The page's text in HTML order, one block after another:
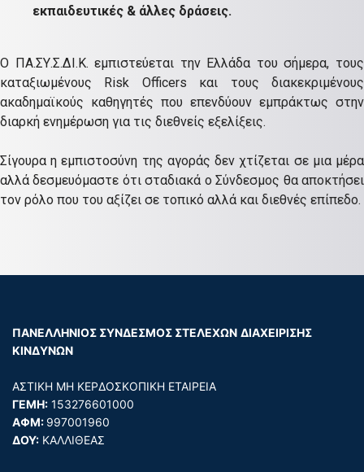
εκπαιδευτικές & άλλες δράσεις.
Ο ΠΑ.ΣΥ.Σ.ΔΙ.Κ. εμπιστεύεται την Ελλάδα του σήμερα, τους
καταξιωμένους Risk Officers και τους διακεκριμένους
ακαδημαϊκούς καθηγητές που επενδύουν εμπράκτως στην
διαρκή ενημέρωση για τις διεθνείς εξελίξεις.
Σίγουρα η εμπιστοσύνη της αγοράς δεν χτίζεται σε μια μέρα
αλλά δεσμευόμαστε ότι σταδιακά ο Σύνδεσμος θα αποκτήσει
τον ρόλο που του αξίζει σε τοπικό αλλά και διεθνές επίπεδο.
ΠΑΝΕΛΛΗΝΙΟΣ ΣΥΝΔΕΣΜΟΣ ΣΤΕΛΕΧΩΝ ΔΙΑΧΕΙΡΙΣΗΣ
ΚΙΝΔΥΝΩΝ
ΑΣΤΙΚΗ ΜΗ ΚΕΡΔΟΣΚΟΠΙΚΗ ΕΤΑΙΡΕΙΑ
ΓΕΜΗ: 153276601000
ΑΦΜ: 997001960
ΔΟΥ: ΚΑΛΛΙΘΕΑΣ